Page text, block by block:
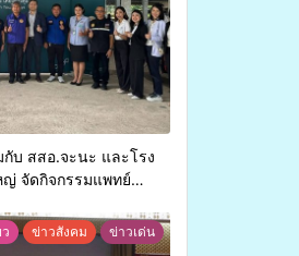
บ สสอ.จะนะ และโรง
จัดกิจกรรมแพทย์
ข่าวสังคม ข่าวเด่น